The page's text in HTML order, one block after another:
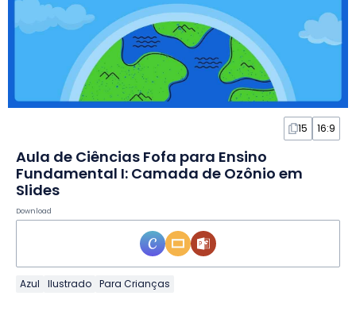
15 16:9
Aula de Ciências Fofa para Ensino
Fundamental I: Camada de Ozônio em
Slides
Download
Azul Ilustrado Para Crianças